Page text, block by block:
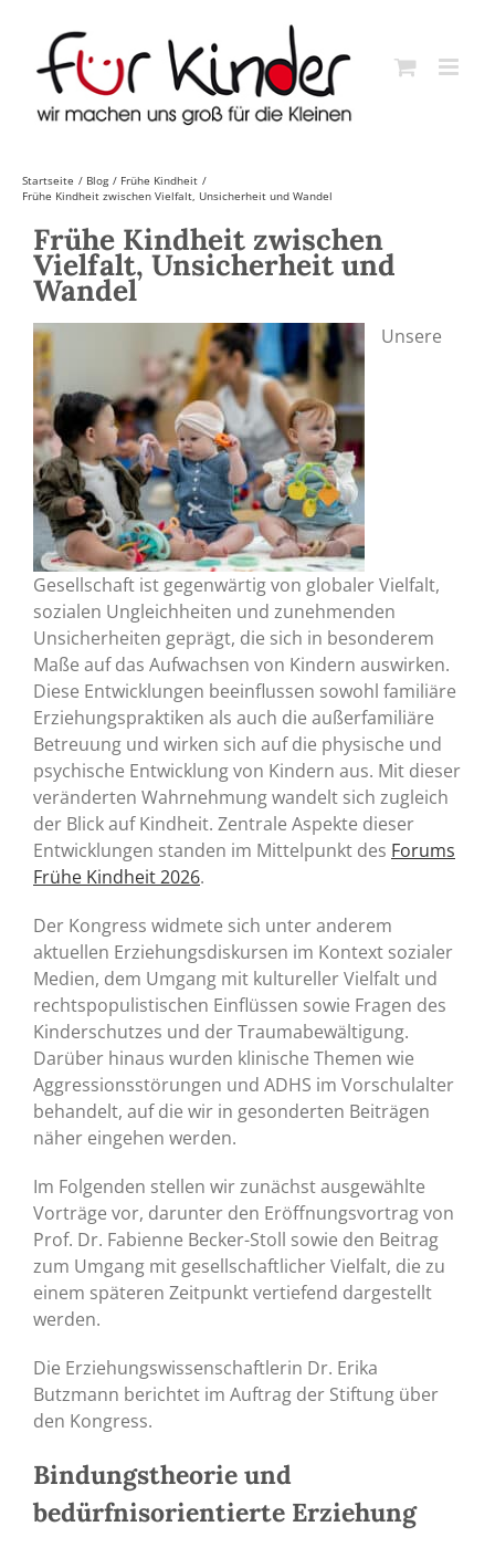
content
Startseite Blog
Frühe Kindheit
Frühe Kindheit zwischen Vielfalt, Unsicherheit und Wandel
Frühe Kindheit zwischen
Vielfalt, Unsicherheit und
Wandel
Unsere
Gesellschaft ist gegenwärtig von globaler Vielfalt,
sozialen Ungleichheiten und zunehmenden
Unsicherheiten geprägt, die sich in besonderem
Maße auf das Aufwachsen von Kindern auswirken.
Diese Entwicklungen beeinflussen sowohl familiäre
Erziehungspraktiken als auch die außerfamiliäre
Betreuung und wirken sich auf die physische und
psychische Entwicklung von Kindern aus. Mit dieser
veränderten Wahrnehmung wandelt sich zugleich
der Blick auf Kindheit. Zentrale Aspekte dieser
Entwicklungen standen im Mittelpunkt des Forums
Frühe Kindheit 2026.
Der Kongress widmete sich unter anderem
aktuellen Erziehungsdiskursen im Kontext sozialer
Medien, dem Umgang mit kultureller Vielfalt und
rechtspopulistischen Einflüssen sowie Fragen des
Kinderschutzes und der Traumabewältigung.
Darüber hinaus wurden klinische Themen wie
Aggressionsstörungen und ADHS im Vorschulalter
behandelt, auf die wir in gesonderten Beiträgen
näher eingehen werden.
Im Folgenden stellen wir zunächst ausgewählte
Vorträge vor, darunter den Eröffnungsvortrag von
Prof. Dr. Fabienne Becker-Stoll sowie den Beitrag
zum Umgang mit gesellschaftlicher Vielfalt, die zu
einem späteren Zeitpunkt vertiefend dargestellt
werden.
Die Erziehungswissenschaftlerin Dr. Erika
Butzmann berichtet im Auftrag der Stiftung über
den Kongress.
Bindungstheorie und
bedürfnisorientierte Erziehung